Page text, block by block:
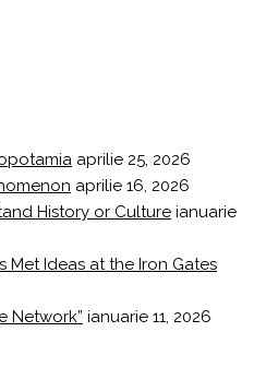
aprilie 25, 2026
aprilie 16, 2026
History or Culture ianuarie
Met Ideas at the Iron Gates
Network” ianuarie 11, 2026